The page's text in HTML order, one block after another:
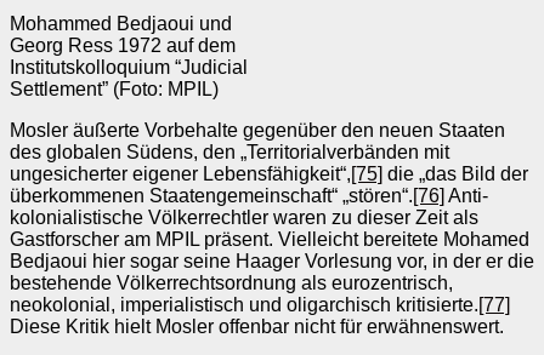
Mohammed Bedjaoui und
Georg Ress 1972 auf dem
Institutskolloquium “Judicial
Settlement” (Foto: MPIL)
Mosler äußerte Vorbehalte gegenüber den neuen Staaten
des globalen Südens, den „Territorialverbänden mit
ungesicherter eigener Lebensfähigkeit“,[75] die „das Bild der
überkommenen Staatengemeinschaft“ „stören“.[76] Anti-
kolonialistische Völkerrechtler waren zu dieser Zeit als
Gastforscher am MPIL präsent. Vielleicht bereitete Mohamed
Bedjaoui hier sogar seine Haager Vorlesung vor, in der er die
bestehende Völkerrechtsordnung als eurozentrisch,
neokolonial, imperialistisch und oligarchisch kritisierte.[77]
Diese Kritik hielt Mosler offenbar nicht für erwähnenswert.